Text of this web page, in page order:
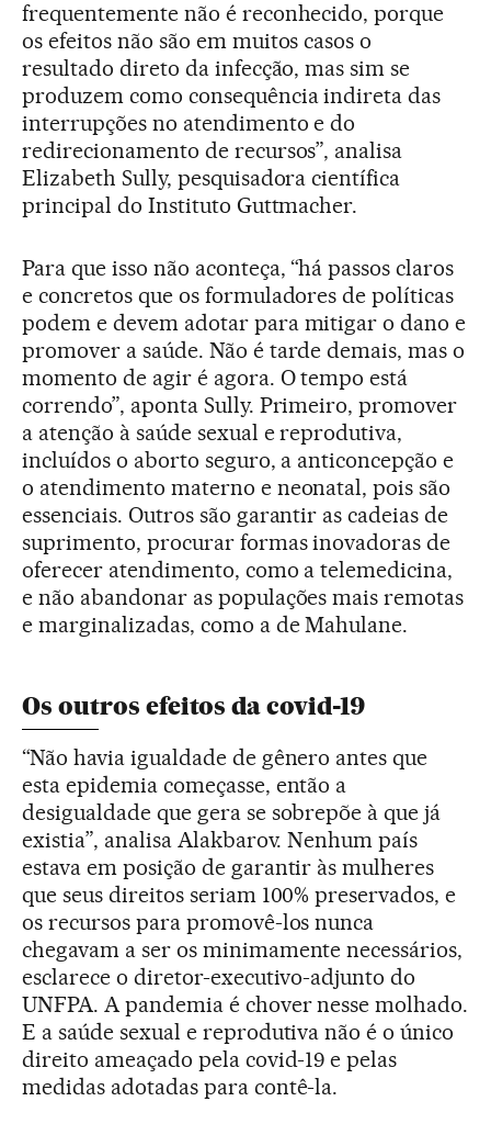
frequentemente não é reconhecido, porque
os efeitos não são em muitos casos o
resultado direto da infecção, mas sim se
produzem como consequência indireta das
interrupções no atendimento e do
redirecionamento de recursos”, analisa
Elizabeth Sully, pesquisadora científica
principal do Instituto Guttmacher.
Para que isso não aconteça, “há passos claros
e concretos que os formuladores de políticas
podem e devem adotar para mitigar o dano e
promover a saúde. Não é tarde demais, mas o
momento de agir é agora. O tempo está
correndo”, aponta Sully. Primeiro, promover
a atenção à saúde sexual e reprodutiva,
incluídos o aborto seguro, a anticoncepção e
o atendimento materno e neonatal, pois são
essenciais. Outros são garantir as cadeias de
suprimento, procurar formas inovadoras de
oferecer atendimento, como a telemedicina,
e não abandonar as populações mais remotas
e marginalizadas, como a de Mahulane.
Os outros efeitos da covid-19
“Não havia igualdade de gênero antes que
esta epidemia começasse, então a
desigualdade que gera se sobrepõe à que já
existia”, analisa Alakbarov. Nenhum país
estava em posição de garantir às mulheres
que seus direitos seriam 100% preservados, e
os recursos para promovê-los nunca
chegavam a ser os minimamente necessários,
esclarece o diretor-executivo-adjunto do
UNFPA. A pandemia é chover nesse molhado.
E a saúde sexual e reprodutiva não é o único
direito ameaçado pela covid-19 e pelas
medidas adotadas para contê-la.